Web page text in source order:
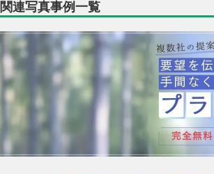
関連写真事例一覧